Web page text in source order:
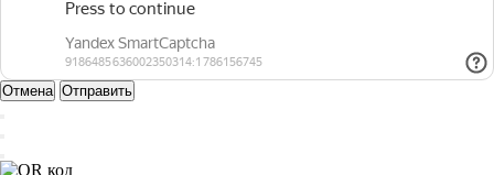
Отмена Отправить